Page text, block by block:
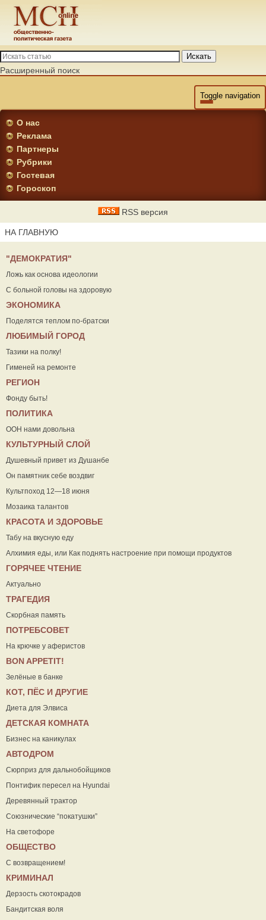
Искать
Расширенный поиск
Toggle navigation
О нас
Реклама
Партнеры
Рубрики
Гостевая
Гороскоп
RSS версия
НА ГЛАВНУЮ
"ДЕМОКРАТИЯ"
Ложь как основа идеологии
С больной головы на здоровую
ЭКОНОМИКА
Поделятся теплом по-братски
ЛЮБИМЫЙ ГОРОД
Тазики на полку!
Гименей на ремонте
РЕГИОН
Фонду быть!
ПОЛИТИКА
ООН нами довольна
КУЛЬТУРНЫЙ СЛОЙ
Душевный привет из Душанбе
Он памятник себе воздвиг
Культпоход 12—18 июня
Мозаика талантов
КРАСОТА И ЗДОРОВЬЕ
Табу на вкусную еду
Алхимия еды, или Как поднять настроение при помощи продуктов
ГОРЯЧЕЕ ЧТЕНИЕ
Актуально
ТРАГЕДИЯ
Скорбная память
ПОТРЕБСОВЕТ
На крючке у аферистов
ВON APPETIT!
Зелёные в банке
КОТ, ПЁС И ДРУГИЕ
Диета для Элвиса
ДЕТСКАЯ КОМНАТА
Бизнес на каникулах
АВТОДРОМ
Сюрприз для дальнобойщиков
Понтифик пересел на Hyundai
Деревянный трактор
Союзнические “покатушки”
На светофоре
ОБЩЕСТВО
С возвращением!
КРИМИНАЛ
Дерзость скотокрадов
Бандитская воля